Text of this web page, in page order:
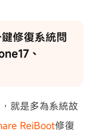
修復系統問
、
就是多為系統故
ReiBoot修復